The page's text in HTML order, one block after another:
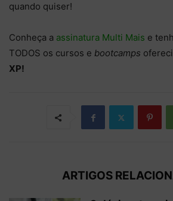
quando quiser!
Conheça a assinatura Multi Mais e
TODOS os cursos e bootcamps
XP!
ARTIGOS